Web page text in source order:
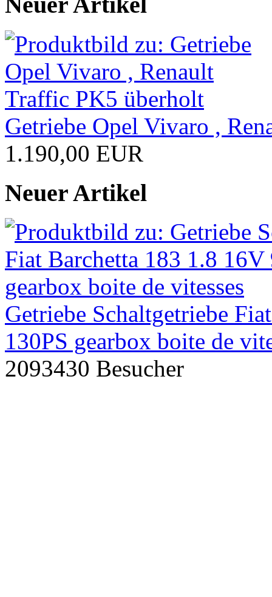
Getriebe Opel Vivaro ,
1.190,00 EUR
Neuer Artikel
Getriebe Schaltgetriebe
130PS gearbox boite de
2093430 Besucher